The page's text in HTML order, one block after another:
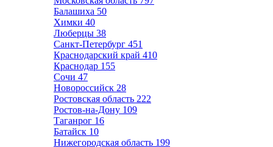
Балашиха 50
Химки 40
Люберцы 38
Санкт-Петербург 451
Краснодарский край 410
Краснодар 155
Сочи 47
Новороссийск 28
Ростовская область 222
Ростов-на-Дону 109
Таганрог 16
Батайск 10
Нижегородская область 199